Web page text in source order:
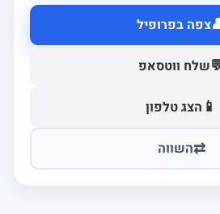
צפה בפרופיל
שלח ווטסאפ
📱 הצג טלפון
⇄השווה